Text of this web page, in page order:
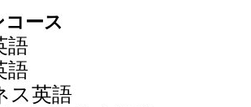
コース
語
語
ス英語